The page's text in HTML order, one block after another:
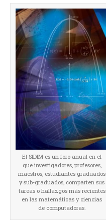
El SIDIM es un foro anual en el
que investigadores, profesores,
maestros, estudiantes graduados
y sub-graduados, comparten sus
tareas o hallazgos más recientes
en las matemáticas y ciencias
de computadoras.